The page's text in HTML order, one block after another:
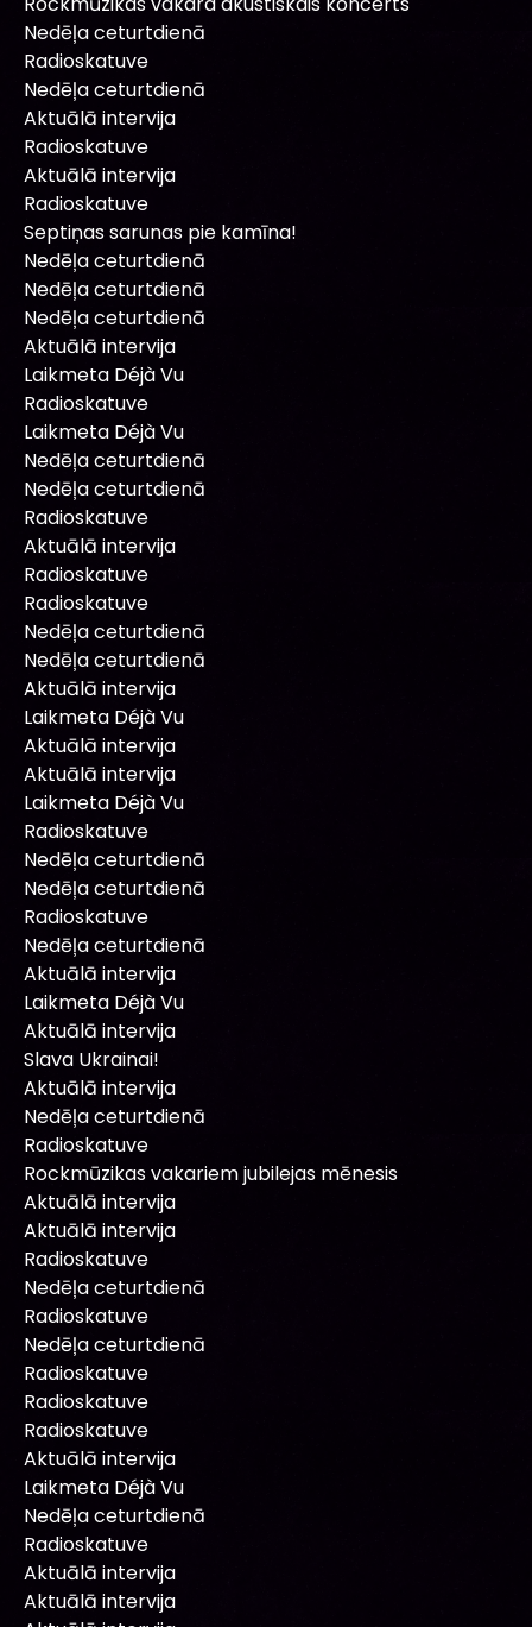
Nedēļa ceturtdienā
Radioskatuve
Nedēļa ceturtdienā
Aktuālā intervija
Radioskatuve
Aktuālā intervija
Radioskatuve
Septiņas sarunas pie kamīna!
Nedēļa ceturtdienā
Nedēļa ceturtdienā
Nedēļa ceturtdienā
Aktuālā intervija
Laikmeta Déjà Vu
Radioskatuve
Laikmeta Déjà Vu
Nedēļa ceturtdienā
Nedēļa ceturtdienā
Radioskatuve
Aktuālā intervija
Radioskatuve
Radioskatuve
Nedēļa ceturtdienā
Nedēļa ceturtdienā
Aktuālā intervija
Laikmeta Déjà Vu
Aktuālā intervija
Aktuālā intervija
Laikmeta Déjà Vu
Radioskatuve
Nedēļa ceturtdienā
Nedēļa ceturtdienā
Radioskatuve
Nedēļa ceturtdienā
Aktuālā intervija
Laikmeta Déjà Vu
Aktuālā intervija
Slava Ukrainai!
Aktuālā intervija
Nedēļa ceturtdienā
Radioskatuve
Rockmūzikas vakariem jubilejas mēnesis
Aktuālā intervija
Aktuālā intervija
Radioskatuve
Nedēļa ceturtdienā
Radioskatuve
Nedēļa ceturtdienā
Radioskatuve
Radioskatuve
Radioskatuve
Aktuālā intervija
Laikmeta Déjà Vu
Nedēļa ceturtdienā
Radioskatuve
Aktuālā intervija
Aktuālā intervija